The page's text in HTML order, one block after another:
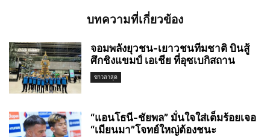
บทความที่เกี่ยวข้อง
จอมพลังยุวชน-เยาวชนทีมชาติ บินสู้
ศึกชิงแขมป์ เอเชีย ที่อุซเบกิสถาน
ข่าวล่าสุด
“แอนโธนี-ชัยพล” มั่นใจใส่เต็มร้อยเจอ
“เมียนมา”โจทย์ใหญ่ต้องชนะ